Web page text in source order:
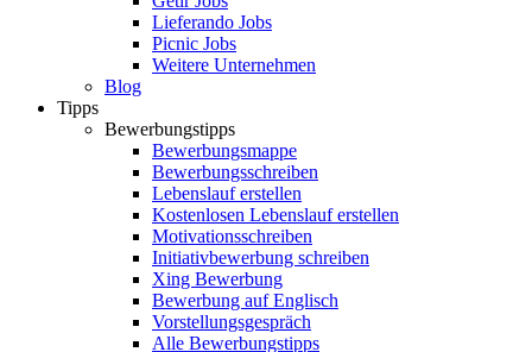
Lieferando Jobs
Picnic Jobs
Weitere Unternehmen
Blog
Tipps
Bewerbungstipps
Bewerbungsmappe
Bewerbungsschreiben
Lebenslauf erstellen
Kostenlosen Lebenslauf erstellen
Motivationsschreiben
Initiativbewerbung schreiben
Xing Bewerbung
Bewerbung auf Englisch
Vorstellungsgespräch
Alle Bewerbungstipps